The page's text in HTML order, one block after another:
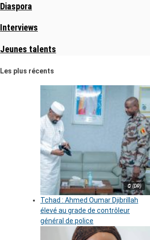
Diaspora
Interviews
Jeunes talents
Les plus récents
© (DR)
Tchad : Ahmed Oumar Djibrillah
élevé au grade de contrôleur
général de police